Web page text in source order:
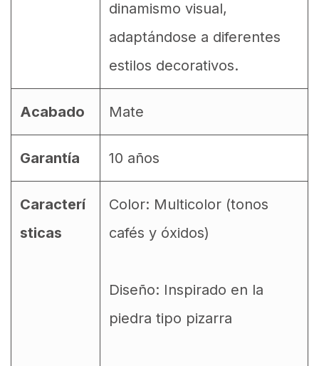
dinamismo visual,
adaptándose a diferentes
estilos decorativos.
Acabado Mate
Garantía 10 años
Caracterí
sticas
Color: Multicolor (tonos
cafés y óxidos)
Diseño: Inspirado en la
piedra tipo pizarra